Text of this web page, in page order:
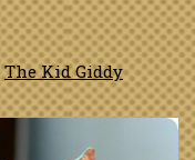
The Kid Giddy